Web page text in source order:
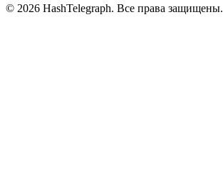
© 2026 HashTelegraph. Все права защищены.